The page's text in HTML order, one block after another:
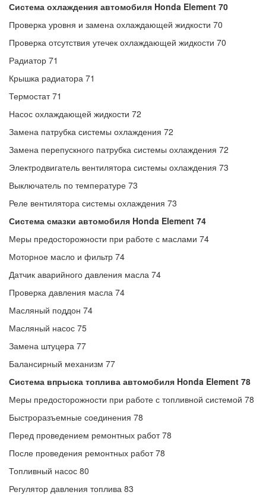
Система охлаждения автомобиля Honda Element 70
Проверка уровня и замена охлаждающей жидкости 70
Проверка отсутствия утечек охлаждающей жидкости 70
Радиатор 71
Крышка радиатора 71
Термостат 71
Насос охлаждающей жидкости 72
Замена патрубка системы охлаждения 72
Замена перепускного патрубка системы охлаждения 72
Электродвигатель вентилятора системы охлаждения 73
Выключатель по температуре 73
Реле вентилятора системы охлаждения 73
Система смазки автомобиля Honda Element 74
Меры предосторожности при работе с маслами 74
Моторное масло и фильтр 74
Датчик аварийного давления масла 74
Проверка давления масла 74
Масляный поддон 74
Масляный насос 75
Замена штуцера 77
Балансирный механизм 77
Система впрыска топлива автомобиля Honda Element 78
Меры предосторожности при работе с топливной системой 78
Быстроразъемные соединения 78
Перед проведением ремонтных работ 78
После проведения ремонтных работ 78
Топливный насос 80
Регулятор давления топлива 83